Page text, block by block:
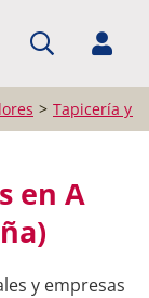
Tapicería y
en A
y empresas